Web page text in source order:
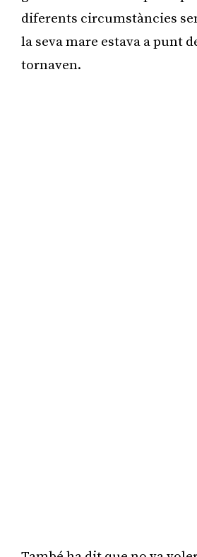
diferents circumstàncies
la seva mare estava a punt
tornaven.